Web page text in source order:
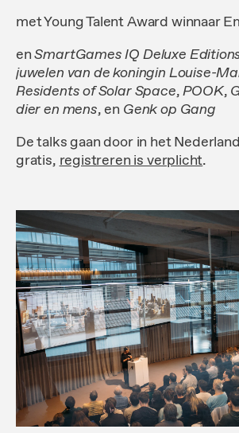
met Young Talent Award winnaar
enSmartGames IQ Deluxe
juwelen van de koningin Louise-
Residents of Solar Space,POOK,
dier en mens,en Genk op Gang
De talks gaan door in het
gratis, registreren is verplicht.